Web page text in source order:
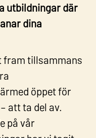
utbildningar där
dina
fram tillsammans
öppet för
att ta del av.
på vår